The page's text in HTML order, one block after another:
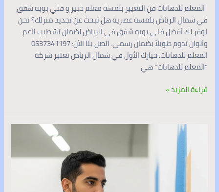
المعلم للدهانات فن التغيير بلمسة معلم خبير و فني بويه شقق
في شمال الرياض بلمسة عصرية هل تبحث عن تجديد منزلك؟ نحن
نوفر لك أفضل فني بويه شقق في الرياض لضمان تشطيب ناعم
وألوان تدوم طويلاً بضمان رسمي. اتصل بنا الآن: 0537341197
المعلم للدهانات: خيارك الأول في شمال الرياض تعتبر شركة
“المعلم للدهانات” هي
قراءة المزيد »
الرياض